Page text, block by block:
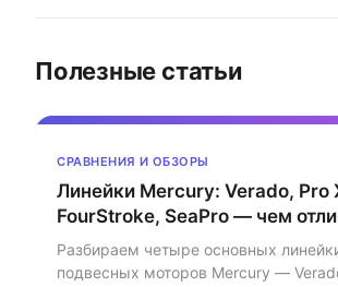
Полезные статьи
СРАВНЕНИЯ И ОБЗОРЫ
Линейки Mercury: Verado, Pro
FourStroke, SeaPro — чем
Разбираем четыре основных
подвесных моторов Mercury —